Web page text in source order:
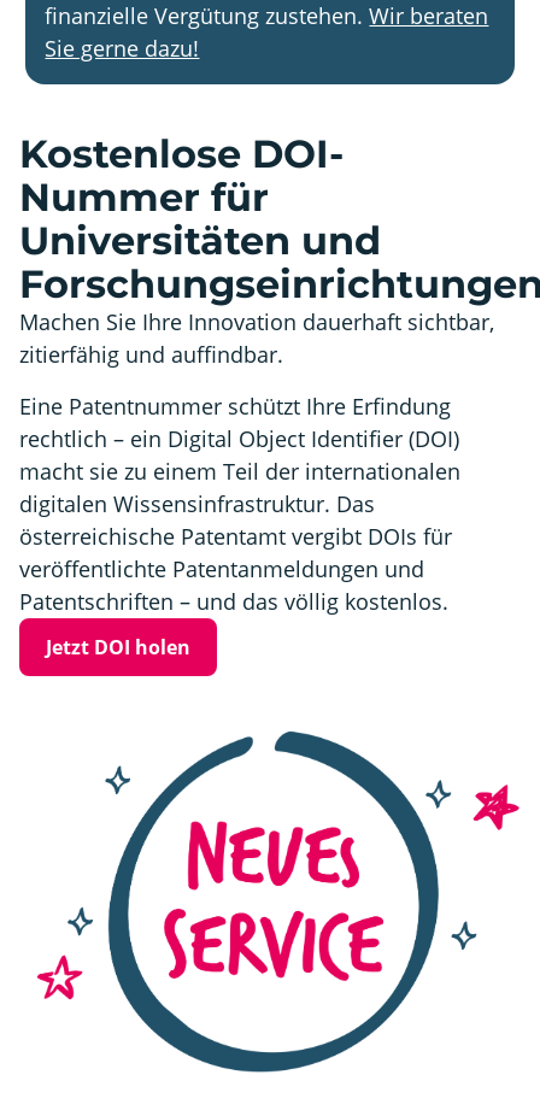
finanzielle Vergütung zustehen.Wir beraten
Sie gerne dazu!
Kostenlose DOI-
Nummer für
Universitäten und
Machen Sie Ihre Innovation dauerhaft sichtbar,
zitierfähig und auffindbar.
Eine Patentnummer schützt Ihre Erfindung
rechtlich – ein Digital Object Identifier (DOI)
macht sie zu einem Teil der internationalen
digitalen Wissensinfrastruktur. Das
österreichische Patentamt vergibt DOIs für
veröffentlichte Patentanmeldungen und
Patentschriften – und das völlig kostenlos.
Jetzt DOI holen